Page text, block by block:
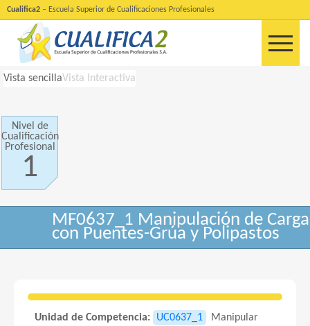
Cualifica2 – Escuela Superior de Cualificaciones Profesionales
Vista sencillaVista Interactiva
Nivel de
Cualificación
Profesional
1
MF0637_1 Manipulación de
con Puentes-Grúa y Polipastos
Unidad de Competencia: UC0637_1
Manipular